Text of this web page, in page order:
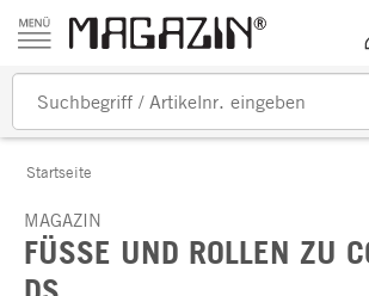
Zum Inhalt springen
Startseite
MAGAZIN
FÜSSE UND ROLLEN ZU